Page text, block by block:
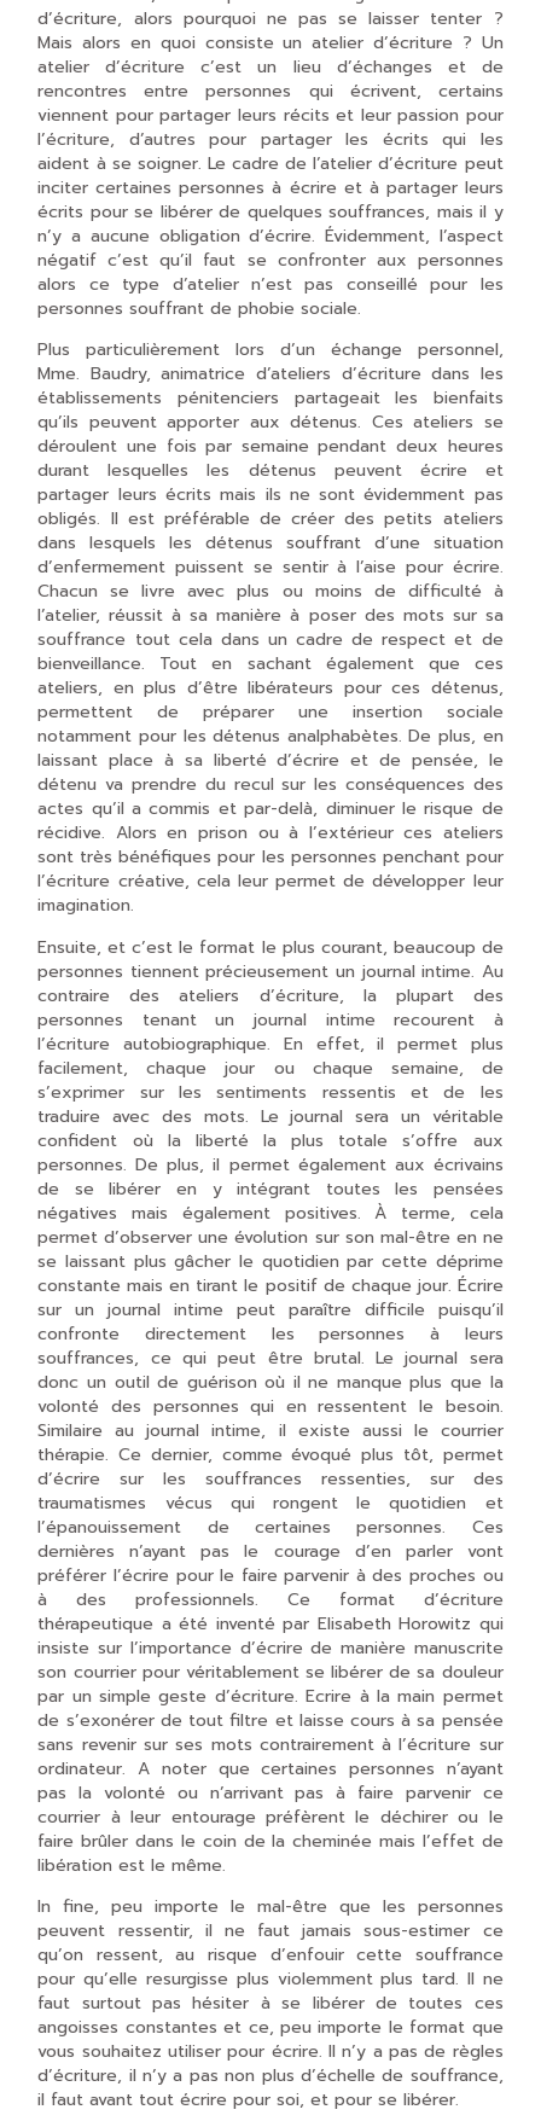
d’écriture, alors pourquoi ne pas se laisser tenter ?
Mais alors en quoi consiste un atelier d’écriture ? Un
atelier d’écriture c’est un lieu d’échanges et de
rencontres entre personnes qui écrivent, certains
viennent pour partager leurs récits et leur passion pour
l’écriture, d’autres pour partager les écrits qui les
aident à se soigner. Le cadre de l’atelier d’écriture peut
inciter certaines personnes à écrire et à partager leurs
écrits pour se libérer de quelques souffrances, mais il y
n’y a aucune obligation d’écrire. Évidemment, l’aspect
négatif c’est qu’il faut se confronter aux personnes
alors ce type d’atelier n’est pas conseillé pour les
personnes souffrant de phobie sociale.
Plus particulièrement lors d’un échange personnel,
Mme. Baudry, animatrice d’ateliers d’écriture dans les
établissements pénitenciers partageait les bienfaits
qu’ils peuvent apporter aux détenus. Ces ateliers se
déroulent une fois par semaine pendant deux heures
durant lesquelles les détenus peuvent écrire et
partager leurs écrits mais ils ne sont évidemment pas
obligés. Il est préférable de créer des petits ateliers
dans lesquels les détenus souffrant d’une situation
d’enfermement puissent se sentir à l’aise pour écrire.
Chacun se livre avec plus ou moins de difficulté à
l’atelier, réussit à sa manière à poser des mots sur sa
souffrance tout cela dans un cadre de respect et de
bienveillance. Tout en sachant également que ces
ateliers, en plus d’être libérateurs pour ces détenus,
permettent de préparer une insertion sociale
notamment pour les détenus analphabètes. De plus, en
laissant place à sa liberté d’écrire et de pensée, le
détenu va prendre du recul sur les conséquences des
actes qu’il a commis et par-delà, diminuer le risque de
récidive. Alors en prison ou à l’extérieur ces ateliers
sont très bénéfiques pour les personnes penchant pour
l’écriture créative, cela leur permet de développer leur
imagination.
Ensuite, et c’est le format le plus courant, beaucoup de
personnes tiennent précieusement un journal intime. Au
contraire des ateliers d’écriture, la plupart des
personnes tenant un journal intime recourent à
l’écriture autobiographique. En effet, il permet plus
facilement, chaque jour ou chaque semaine, de
s’exprimer sur les sentiments ressentis et de les
traduire avec des mots. Le journal sera un véritable
confident où la liberté la plus totale s’offre aux
personnes. De plus, il permet également aux écrivains
de se libérer en y intégrant toutes les pensées
négatives mais également positives. À terme, cela
permet d’observer une évolution sur son mal-être en ne
se laissant plus gâcher le quotidien par cette déprime
constante mais en tirant le positif de chaque jour. Écrire
sur un journal intime peut paraître difficile puisqu’il
confronte directement les personnes à leurs
souffrances, ce qui peut être brutal. Le journal sera
donc un outil de guérison où il ne manque plus que la
volonté des personnes qui en ressentent le besoin.
Similaire au journal intime, il existe aussi le courrier
thérapie. Ce dernier, comme évoqué plus tôt, permet
d’écrire sur les souffrances ressenties, sur des
traumatismes vécus qui rongent le quotidien et
l’épanouissement de certaines personnes. Ces
dernières n’ayant pas le courage d’en parler vont
préférer l’écrire pour le faire parvenir à des proches ou
à des professionnels. Ce format d’écriture
thérapeutique a été inventé par Elisabeth Horowitz qui
insiste sur l’importance d’écrire de manière manuscrite
son courrier pour véritablement se libérer de sa douleur
par un simple geste d’écriture. Ecrire à la main permet
de s’exonérer de tout filtre et laisse cours à sa pensée
sans revenir sur ses mots contrairement à l’écriture sur
ordinateur. A noter que certaines personnes n’ayant
pas la volonté ou n’arrivant pas à faire parvenir ce
courrier à leur entourage préfèrent le déchirer ou le
faire brûler dans le coin de la cheminée mais l’effet de
libération est le même.
In fine, peu importe le mal-être que les personnes
peuvent ressentir, il ne faut jamais sous-estimer ce
qu’on ressent, au risque d’enfouir cette souffrance
pour qu’elle resurgisse plus violemment plus tard. Il ne
faut surtout pas hésiter à se libérer de toutes ces
angoisses constantes et ce, peu importe le format que
vous souhaitez utiliser pour écrire. Il n’y a pas de règles
d’écriture, il n’y a pas non plus d’échelle de souffrance,
il faut avant tout écrire pour soi, et pour se libérer.